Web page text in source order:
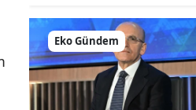
Eko Gündem